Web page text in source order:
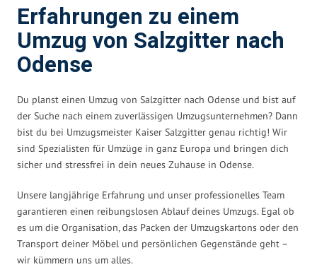
Erfahrungen zu einem
Umzug von Salzgitter nach
Odense
Du planst einen Umzug von Salzgitter nach Odense und bist auf
der Suche nach einem zuverlässigen Umzugsunternehmen? Dann
bist du bei Umzugsmeister Kaiser Salzgitter genau richtig! Wir
sind Spezialisten für Umzüge in ganz Europa und bringen dich
sicher und stressfrei in dein neues Zuhause in Odense.
Unsere langjährige Erfahrung und unser professionelles Team
garantieren einen reibungslosen Ablauf deines Umzugs. Egal ob
es um die Organisation, das Packen der Umzugskartons oder den
Transport deiner Möbel und persönlichen Gegenstände geht –
wir kümmern uns um alles.